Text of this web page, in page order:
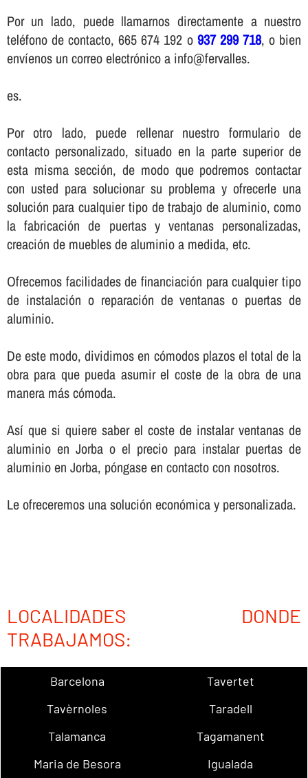
Por un lado, puede llamarnos directamente a nuestro
teléfono de contacto, 665 674 192 o 937 299 718, o bien
enví­enos un correo electrónico a info@fervalles.
es.
Por otro lado, puede rellenar nuestro formulario de
contacto personalizado, situado en la parte superior de
esta misma sección, de modo que podremos contactar
con usted para solucionar su problema y ofrecerle una
solución para cualquier tipo de trabajo de aluminio, como
la fabricación de puertas y ventanas personalizadas,
creación de muebles de aluminio a medida, etc.
Ofrecemos facilidades de financiación para cualquier tipo
de instalación o reparación de ventanas o puertas de
aluminio.
De este modo, dividimos en cómodos plazos el total de la
obra para que pueda asumir el coste de la obra de una
manera más cómoda.
Así­ que si quiere saber el coste de instalar ventanas de
aluminio en Jorba o el precio para instalar puertas de
aluminio en Jorba, póngase en contacto con nosotros.
Le ofreceremos una solución económica y personalizada.
LOCALIDADES DONDE
TRABAJAMOS:
Barcelona
Tavertet
Tavèrnoles
Taradell
Talamanca
Tagamanent
Maria de Besora
Igualada